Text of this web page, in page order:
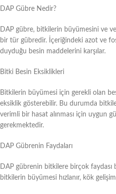
DAP Gübre Nedir?
DAP gübre, bitkilerin büyümesini ve
bir tür gübredir. İçeriğindeki azot ve
duyduğu besin maddelerini karşılar.
Bitki Besin Eksiklikleri
Bitkilerin büyümesi için gerekli olan
eksiklik gösterebilir. Bu durumda
verimli bir hasat alınması için uygun
gerekmektedir.
DAP Gübrenin Faydaları
DAP gübrenin bitkilere birçok faydası
bitkilerin büyümesi hızlanır, kök